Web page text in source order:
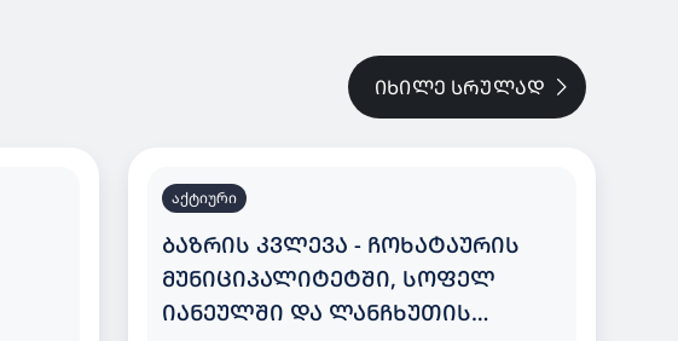
ᲘᲮᲘᲚᲔ ᲡᲠᲣᲚᲐᲓ
აქტიური
ᲑᲐᲖᲠᲘᲡ ᲙᲕᲚᲔᲕᲐ - ᲩᲝᲮᲐᲢᲐᲣᲠᲘᲡ
ᲛᲣᲜᲘᲪᲘᲞᲐᲚᲘᲢᲔᲢᲨᲘ, ᲡᲝᲤᲔᲚ
ᲘᲐᲜᲔᲣᲚᲨᲘ ᲓᲐ ᲚᲐᲜᲩᲮᲣᲗᲘᲡ